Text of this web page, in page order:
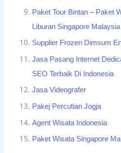
Paket Tour Bintan – Paket
Liburan Singapore Malaysia
Supplier Frozen Dimsum
Jasa Pasang Internet
SEO Terbaik Di Indonesia
Jasa Videografer
Pakej Percutian Jogja
Agent Wisata Indonesia
Paket Wisata Singapore